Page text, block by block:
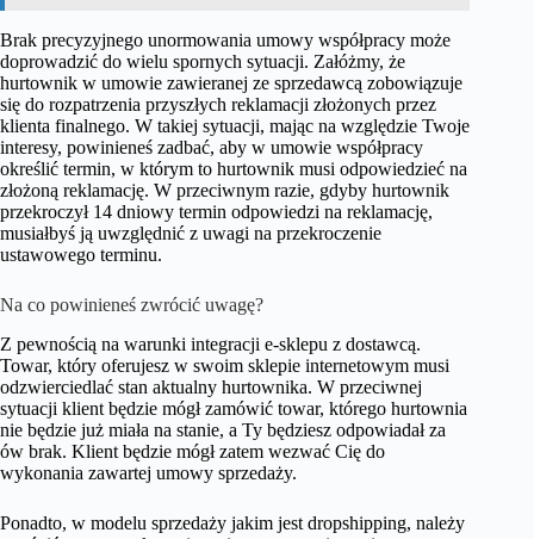
Brak precyzyjnego unormowania umowy współpracy może
doprowadzić do wielu spornych sytuacji. Załóżmy, że
hurtownik w umowie zawieranej ze sprzedawcą zobowiązuje
się do rozpatrzenia przyszłych reklamacji złożonych przez
klienta finalnego. W takiej sytuacji, mając na względzie Twoje
interesy, powinieneś zadbać, aby w umowie współpracy
określić termin, w którym to hurtownik musi odpowiedzieć na
złożoną reklamację. W przeciwnym razie, gdyby hurtownik
przekroczył 14 dniowy termin odpowiedzi na reklamację,
musiałbyś ją uwzględnić z uwagi na przekroczenie
ustawowego terminu.
Na co powinieneś zwrócić uwagę?
Z pewnością na warunki integracji e-sklepu z dostawcą.
Towar, który oferujesz w swoim sklepie internetowym musi
odzwierciedlać stan aktualny hurtownika. W przeciwnej
sytuacji klient będzie mógł zamówić towar, którego hurtownia
nie będzie już miała na stanie, a Ty będziesz odpowiadał za
ów brak. Klient będzie mógł zatem wezwać Cię do
wykonania zawartej umowy sprzedaży.
Ponadto, w modelu sprzedaży jakim jest dropshipping, należy